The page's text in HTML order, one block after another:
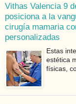
Vithas Valencia 9
posiciona a la
cirugía mamaria
personalizadas
Estas
estética
físicas,